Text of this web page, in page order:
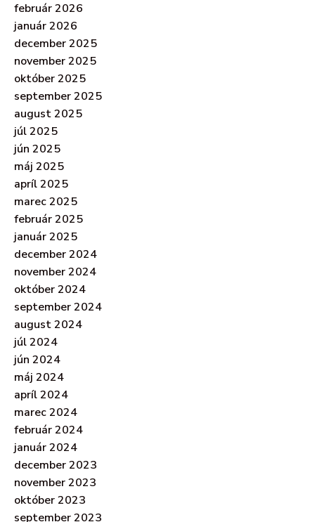
február 2026
január 2026
december 2025
november 2025
október 2025
september 2025
august 2025
júl 2025
jún 2025
máj 2025
apríl 2025
marec 2025
február 2025
január 2025
december 2024
november 2024
október 2024
september 2024
august 2024
júl 2024
jún 2024
máj 2024
apríl 2024
marec 2024
február 2024
január 2024
december 2023
november 2023
október 2023
september 2023